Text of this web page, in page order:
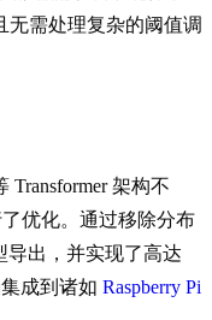
无需处理复杂的阈值调
Transformer 架构不
优化。通过移除分布
导出，并实现了高达
成到诸如 Raspberry Pi